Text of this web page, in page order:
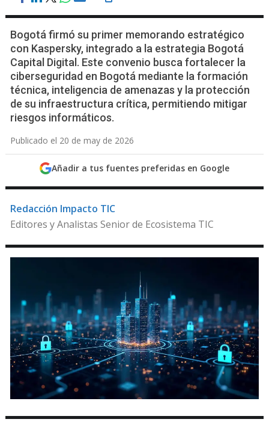
Bogotá firmó su primer memorando estratégico
con Kaspersky, integrado a la estrategia Bogotá
Capital Digital. Este convenio busca fortalecer la
ciberseguridad en Bogotá mediante la formación
técnica, inteligencia de amenazas y la protección
de su infraestructura crítica, permitiendo mitigar
riesgos informáticos.
Publicado el 20 de may de 2026
Añadir a tus fuentes preferidas en Google
Redacción Impacto TIC
Editores y Analistas Senior de Ecosistema TIC